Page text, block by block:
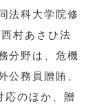
法科大学院修
村あさひ法
分野は、危機
公務員贈賄、
応のほか、贈